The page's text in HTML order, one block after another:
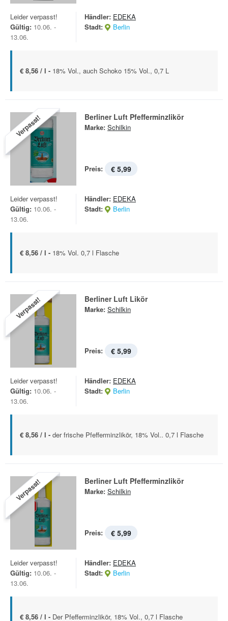
Leider verpasst!
Gültig: 10.06. -
13.06.
Händler: EDEKA
Stadt:
Berlin
€ 8,56 / l - 18% Vol., auch Schoko 15% Vol., 0,7 L
Verpasst! Berliner Luft Pfefferminzlikör
Marke: Schilkin
Preis: € 5,99
Leider verpasst!
Gültig: 10.06. -
13.06.
Händler: EDEKA
Stadt:
Berlin
€ 8,56 / l - 18% Vol. 0,7 l Flasche
Verpasst! Berliner Luft Likör
Marke: Schilkin
Preis: € 5,99
Leider verpasst!
Gültig: 10.06. -
13.06.
Händler: EDEKA
Stadt:
Berlin
€ 8,56 / l - der frische Pfefferminzlikör, 18% Vol.. 0,7 l Flasche
Verpasst! Berliner Luft Pfefferminzlikör
Marke: Schilkin
Preis: € 5,99
Leider verpasst!
Gültig: 10.06. -
13.06.
Händler: EDEKA
Stadt:
Berlin
€ 8,56 / l - Der Pfefferminzlikör, 18% Vol., 0,7 l Flasche